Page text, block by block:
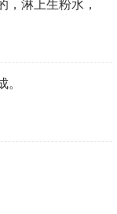
，淋上生粉水，
。